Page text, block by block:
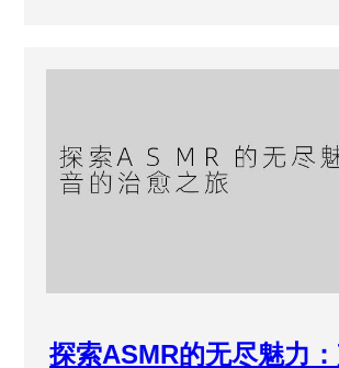
探索ASMR的无尽魅力